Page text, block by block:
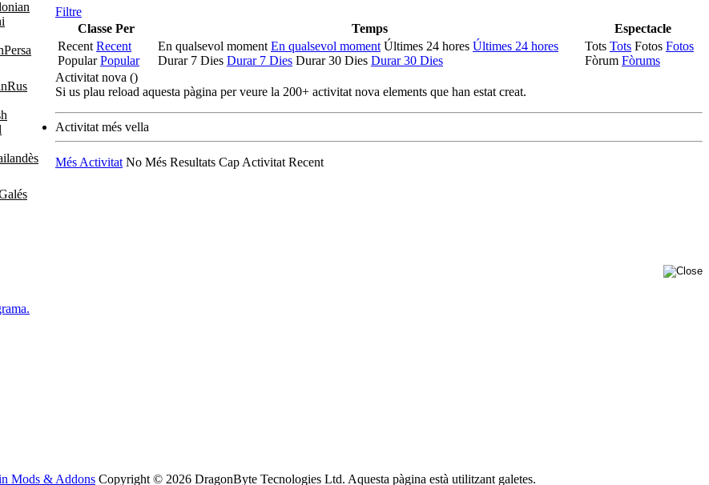
Persa
Rus
Filtre
Classe Per
Temps
Espectacle
Recent Recent
Popular Popular
En qualsevol moment En qualsevol moment Últimes 24 hores Últimes 24 hores
Durar 7 Dies Durar 7 Dies Durar 30 Dies Durar 30 Dies
Tots Tots Fotos Fotos
Fòrum Fòrums
Activitat nova ()
Si us plau reload aquesta pàgina per veure la 200+ activitat nova elements que han estat creat.
Activitat més vella
Més Activitat No Més Resultats Cap Activitat Recent
Mods & Addons Copyright © 2026 DragonByte Tecnologies Ltd. Aquesta pàgina està utilitzant galetes.